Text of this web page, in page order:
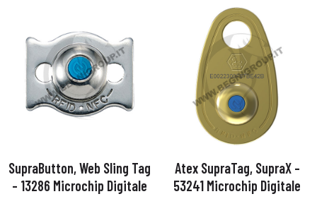
SupraButton, Web Sling Tag
– 13286 Microchip Digitale
Atex SupraTag, SupraX –
53241 Microchip Digitale